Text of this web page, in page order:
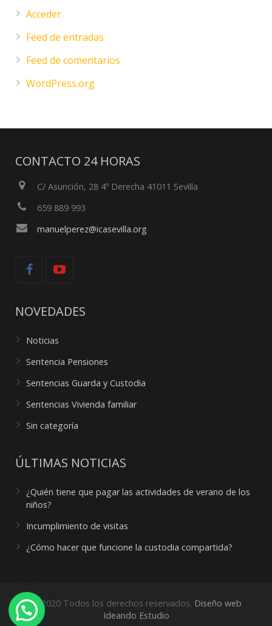
Acceder
Feed de entradas
Feed de comentarios
WordPress.org
CONTACTO 24 HORAS
C/ Asunción, 28 4º Derecha 41011 Sevilla
659 889 993
manuelperez@icasevilla.org
NOVEDADES
Noticias
Sentencia Pensiones
Sentencias Guarda y Custodia
Sentencias Vivienda familiar
Sin categoría
ÚLTIMAS NOTICIAS
¿Quién tiene que pagar las actividades de verano de los
niños?
Incumplimiento de visitas
¿Cómo hacer que funcione la custodia compartida?
© 2020 Todos los derechos reservados. Diseño web
Ideando Estudio